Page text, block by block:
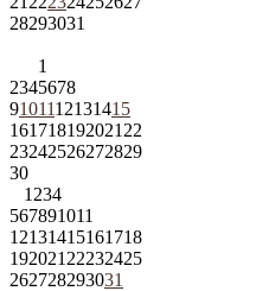
28293031
1
2345678
9101112131415
161718192021 22
23242526272829
30
1 234
567891011
12131415161718
192021 22232425
262728293031